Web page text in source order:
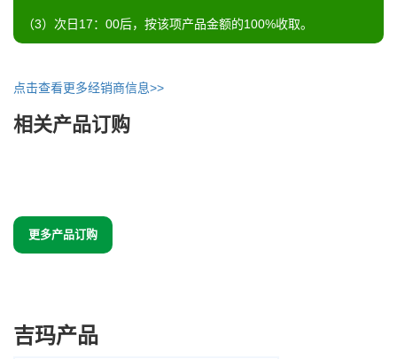
（3）次日17：00后，按该项产品金额的100%收取。
点击查看更多经销商信息>>
相关产品订购
更多产品订购
吉玛产品